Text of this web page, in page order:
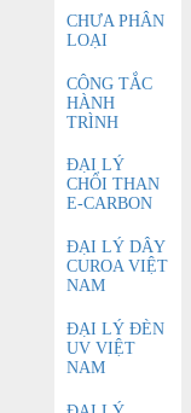
CHƯA PHÂN
LOẠI
CÔNG TẮC
HÀNH
TRÌNH
ĐẠI LÝ
CHỔI THAN
E-CARBON
ĐẠI LÝ DÂY
CUROA VIỆT
NAM
ĐẠI LÝ ĐÈN
UV VIỆT
NAM